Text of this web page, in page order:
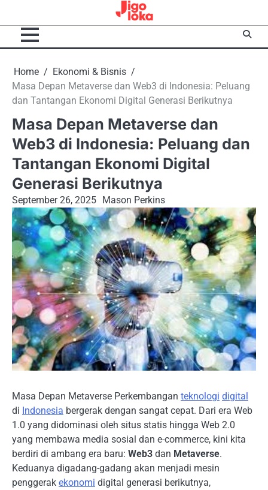
content
Home
Ekonomi & Bisnis
Masa Depan Metaverse dan Web3 di Indonesia: Peluang
dan Tantangan Ekonomi Digital Generasi Berikutnya
Masa Depan Metaverse dan
Web3 di Indonesia: Peluang dan
Tantangan Ekonomi Digital
Generasi Berikutnya
September 26, 2025 Mason Perkins
Masa Depan Metaverse Perkembangan teknologi digital
di Indonesia bergerak dengan sangat cepat. Dari era Web
1.0 yang didominasi oleh situs statis hingga Web 2.0
yang membawa media sosial dan e-commerce, kini kita
berdiri di ambang era baru: Web3 dan Metaverse.
Keduanya digadang-gadang akan menjadi mesin
penggerak ekonomi digital generasi berikutnya,